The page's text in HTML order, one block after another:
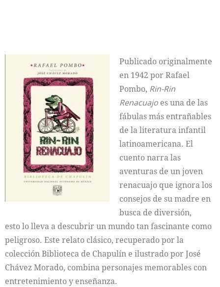
Publicado originalmente
en 1942 por Rafael
Pombo, Rin-Rin
Renacuajo es una de las
fábulas más entrañables
de la literatura infantil
latinoamericana. El
cuento narra las
aventuras de un joven
renacuajo que ignora los
consejos de su madre en
busca de diversión,
esto lo lleva a descubrir un mundo tan fascinante como
peligroso. Este relato clásico, recuperado por la
colección Biblioteca de Chapulín e ilustrado por José
Chávez Morado, combina personajes memorables con
entretenimiento y enseñanza.